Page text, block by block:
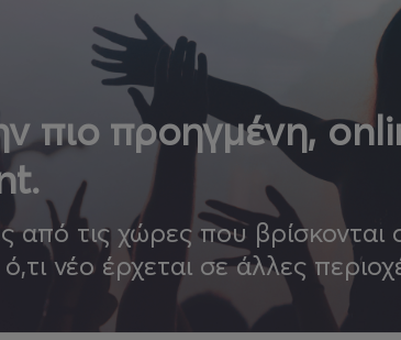
πιο προηγμένη,
από τις χώρες που
νέο έρχεται σε άλλες